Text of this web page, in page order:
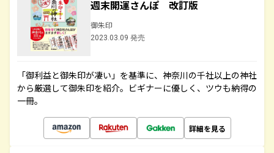
週末開運さんぽ 改訂版
御朱印
2023.03.09 発売
「御利益と御朱印が凄い」を基準に、神奈川の千社以上の神社
から厳選して御朱印を紹介。ビギナーに優しく、ツウも納得の
一冊。
詳細を見る